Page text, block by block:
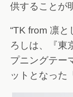
供することが
“TK from 凛
ろしは、『東
プニングテー
ットとなった